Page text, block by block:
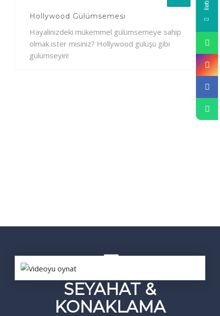
Hollywood Gülümsemesi
Hayalinizdeki mükemmel gülümsemeye sahip
olmak ister misiniz? Hollywood gülüşü gibi
gülümseyin!
SEYAHAT &
KONAKLAMA